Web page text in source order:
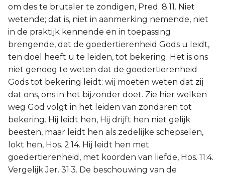
om des te brutaler te zondigen, Pred. 8:11. Niet
wetende; dat is, niet in aanmerking nemende, niet
in de praktijk kennende en in toepassing
brengende, dat de goedertierenheid Gods u leidt,
ten doel heeft u te leiden, tot bekering. Het is ons
niet genoeg te weten dat de goedertierenheid
Gods tot bekering leidt: wij moeten weten dat zij
dat ons, ons in het bijzonder doet. Zie hier welken
weg God volgt in het leiden van zondaren tot
bekering. Hij leidt hen, Hij drijft hen niet gelijk
beesten, maar leidt hen als zedelijke schepselen,
lokt hen, Hos. 2:14. Hij leidt hen met
goedertierenheid, met koorden van liefde, Hos. 11:4.
Vergelijk Jer. 31:3. De beschouwing van de